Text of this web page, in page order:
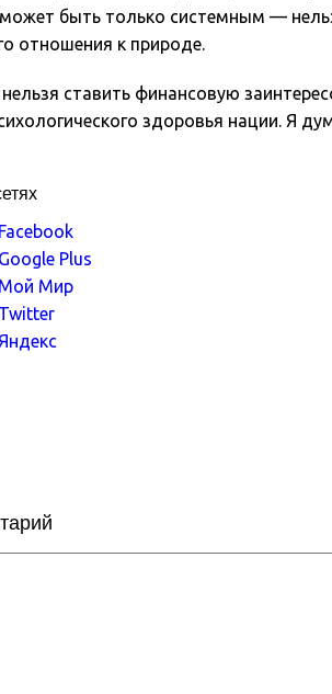
быть только системным —
отношения к природе.
ставить финансовую
здоровья нации. Я